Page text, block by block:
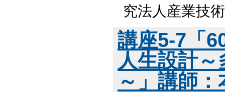
究法人産業技
講座5-7「
人生設計
～」講師